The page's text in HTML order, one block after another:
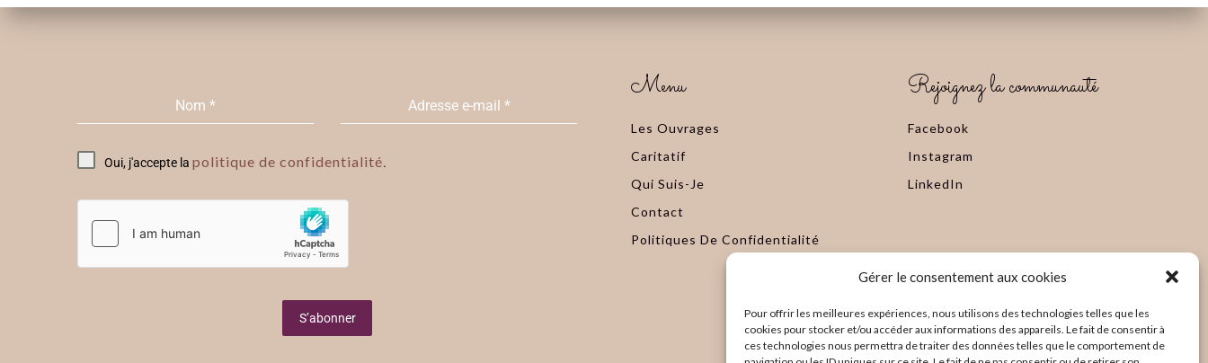
Gérer le consentement aux cookies
Pour offrir les meilleures expériences, nous utilisons des technologies telles que les
cookies pour stocker et/ou accéder aux informations des appareils. Le fait de consentir à
ces technologies nous permettra de traiter des données telles que le comportement de
Nom * Adresse e-mail *
Oui, j'accepte la politique de confidentialité.
S’abonner
Menu
Les Ouvrages
Caritatif
Qui Suis-Je
Contact
Politiques De Confidentialité
Rejoignez la communauté
Facebook
Instagram
LinkedIn